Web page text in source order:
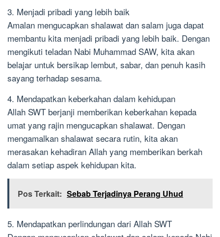
3. Menjadi pribadi yang lebih baik
Amalan mengucapkan shalawat dan salam juga dapat
membantu kita menjadi pribadi yang lebih baik. Dengan
mengikuti teladan Nabi Muhammad SAW, kita akan
belajar untuk bersikap lembut, sabar, dan penuh kasih
sayang terhadap sesama.
4. Mendapatkan keberkahan dalam kehidupan
Allah SWT berjanji memberikan keberkahan kepada
umat yang rajin mengucapkan shalawat. Dengan
mengamalkan shalawat secara rutin, kita akan
merasakan kehadiran Allah yang memberikan berkah
dalam setiap aspek kehidupan kita.
Pos Terkait: Sebab Terjadinya Perang Uhud
5. Mendapatkan perlindungan dari Allah SWT